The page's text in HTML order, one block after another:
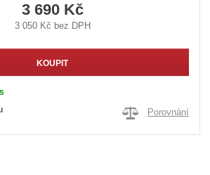
3 690 Kč
3 050 Kč bez DPH
KOUPIT
Porovnání